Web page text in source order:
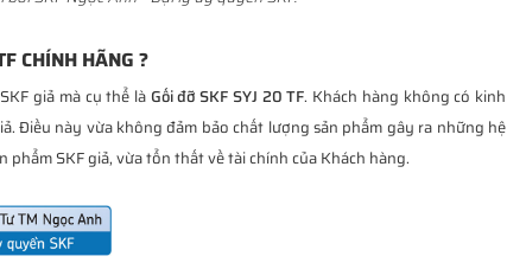
CHÍNH HÃNG ?
giả mà cụ thể là Gối đỡ SKF SYJ 20 TF. Khách hàng không có kinh
Điều này vừa không đảm bảo chất lượng sản phẩm gây ra những hệ
SKF giả, vừa tổn thất về tài chính của Khách hàng.